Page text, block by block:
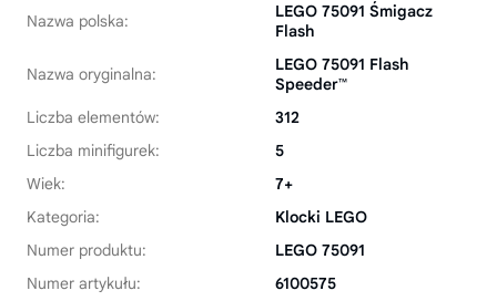
Nazwa polska:
LEGO 75091 Śmigacz
Flash
Nazwa oryginalna:
LEGO 75091 Flash
Speeder™
Liczba elementów:
312
Liczba minifigurek:
5
Wiek:
7+
Kategoria:
Klocki LEGO
Numer produktu:
LEGO 75091
Numer artykułu:
6100575